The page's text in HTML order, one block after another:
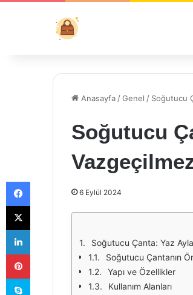
Anasayfa /Genel / Soğutucu
Soğutucu
6 Eylül 2024
Soğutucu Çanta: Yaz
Soğutucu Çantanın
Yapı ve Özellikler
Kullanım Alanları
Facebook
X
LinkedIn
Pinterest
Skype